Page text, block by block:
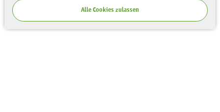
Alle Cookies zulassen